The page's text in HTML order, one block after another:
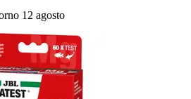
12 agosto